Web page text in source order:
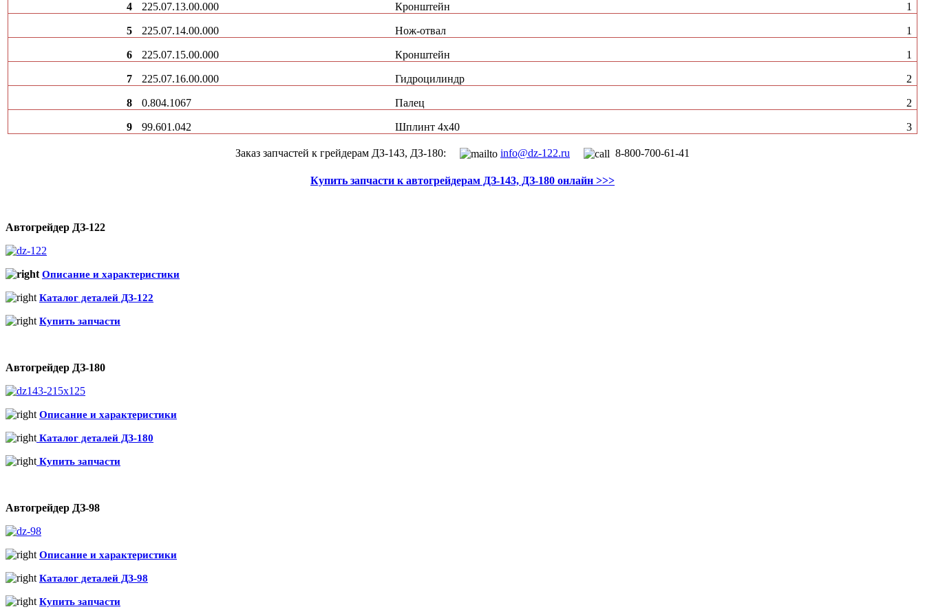
4 225.07.13.00.000 Кронштейн 1
5 225.07.14.00.000 Нож-отвал 1
6 225.07.15.00.000 Кронштейн 1
7 225.07.16.00.000 Гидроцилиндр 2
8 0.804.1067 Палец 2
9 99.601.042 Шплинт 4х40 3
Заказ запчастей к грейдерам ДЗ-143, ДЗ-180: info@dz-122.ru 8-800-700-61-41
Купить запчасти к автогрейдерам ДЗ-143, ДЗ-180 онлайн >>>
Автогрейдер ДЗ-122
Описание и характеристики
Каталог деталей ДЗ-122
Купить запчасти
Автогрейдер ДЗ-180
Описание и характеристики
Каталог деталей ДЗ-180
Купить запчасти
Автогрейдер ДЗ-98
Описание и характеристики
Каталог деталей ДЗ-98
Купить запчасти